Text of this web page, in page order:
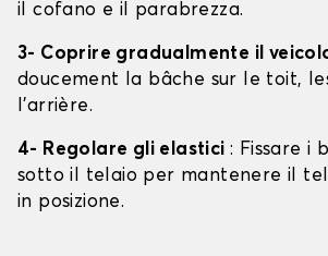
il cofano e il parabrezza.
3- Coprire gradualmente il
doucement la bâche sur le toit,
l'arrière.
4- Regolare gli elastici : Fissare i
sotto il telaio per mantenere il
in posizione.